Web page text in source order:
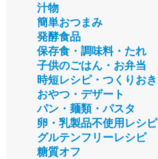
汁物
簡単おつまみ
発酵食品
保存食・調味料・たれ
子供のごはん・お弁当
時短レシピ・つくりおき
おやつ・デザート
パン・麺類・パスタ
卵・乳製品不使用レシピ
グルテンフリーレシピ
糖質オフ